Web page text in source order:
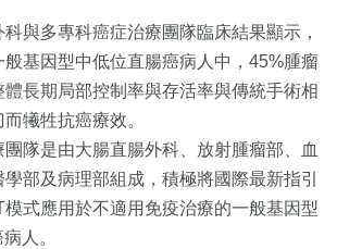
與多專科癌症治療團隊臨床結果顯示，
基因型中低位直腸癌病人中，45%腫瘤
長期局部控制率與存活率與傳統手術相
犧牲抗癌療效。
隊是由大腸直腸外科、放射腫瘤部、血
部及病理部組成，積極將國際最新指引
式應用於不適用免疫治療的一般基因型
人。